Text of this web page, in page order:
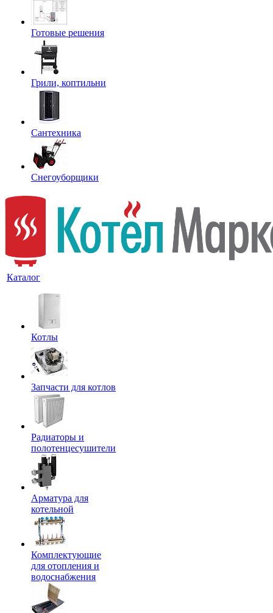
Готовые решения
Грили, коптильни
Сантехника
Снегоуборщики
Каталог
Котлы
Запчасти для котлов
Радиаторы и
полотенцесушители
Арматура для
котельной
Комплектующие
для отопления и
водоснабжения